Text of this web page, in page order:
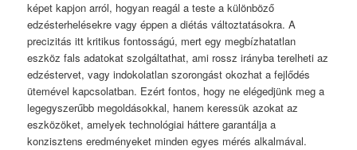
képet kapjon arról, hogyan reagál a teste a különböző
edzésterhelésekre vagy éppen a diétás változtatásokra. A
precizitás itt kritikus fontosságú, mert egy megbízhatatlan
eszköz fals adatokat szolgáltathat, ami rossz irányba terelheti az
edzéstervet, vagy indokolatlan szorongást okozhat a fejlődés
ütemével kapcsolatban. Ezért fontos, hogy ne elégedjünk meg a
legegyszerűbb megoldásokkal, hanem keressük azokat az
eszközöket, amelyek technológiai háttere garantálja a
konzisztens eredményeket minden egyes mérés alkalmával.